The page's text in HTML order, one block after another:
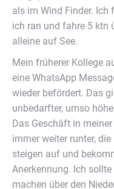
als im Wind Finder. Ich
ich ran und fahre 5 ktn
alleine auf See.
Mein früherer Kollege
eine WhatsApp
wieder befördert. Das
unbedarfter, umso
Das Geschäft in
immer weiter runter,
steigen auf und
Anerkennung. Ich
machen über den